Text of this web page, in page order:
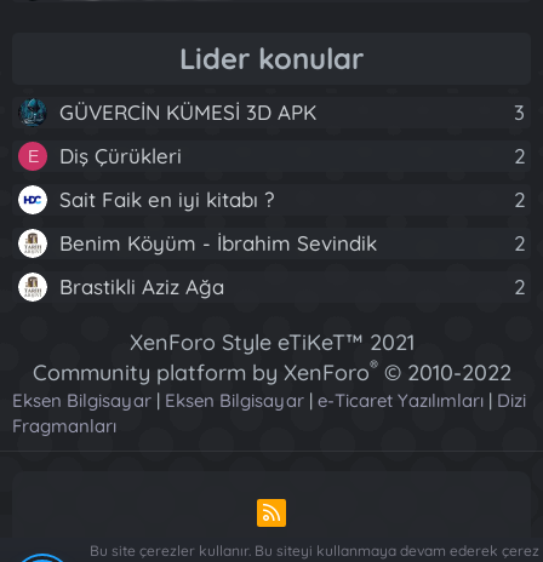
Lider konular
GÜVERCİN KÜMESİ 3D APK 3
E Diş Çürükleri
2
Sait Faik en iyi kitabı ?
2
Benim Köyüm - İbrahim Sevindik
2
Brastikli Aziz Ağa
2
XenForo Style eTiKeT™ 2021
Community platform by XenForo® © 2010-2022
XenForo Ltd.
[XGT] Forum statistics system
Eksen Bilgisayar | Eksen Bilgisayar | e-Ticaret Yazılımları | Dizi
Fragmanları
R
Bu site çerezler kullanır. Bu siteyi kullanmaya devam ederek çerez